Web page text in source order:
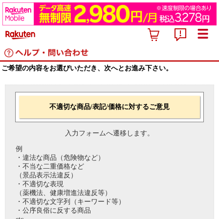
ご希望の内容をお選びいただき、次へとお進み下さい。
不適切な商品/表記/価格に対するご意見
入力フォームへ遷移します。
例
・違法な商品（危険物など）
・不当な二重価格など
（景品表示法違反）
・不適切な表現
（薬機法、健康増進法違反等）
・不適切な文字列（キーワード等）
・公序良俗に反する商品